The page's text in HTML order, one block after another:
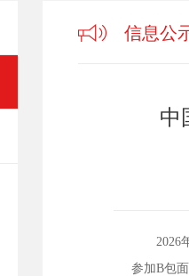
信息公
中
2026
参加B包